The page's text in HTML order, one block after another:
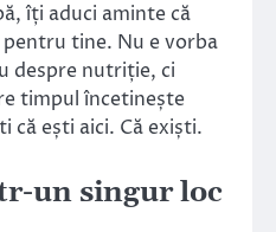
îți aduci aminte că
tine. Nu e vorba
despre nutriție, ci
timpul încetinește
că ești aici. Că exiști.
un singur loc